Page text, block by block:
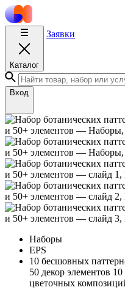
Каталог
Заявки
Вход
Наборы
EPS
10 бесшовных
50 декор элементов
цветочных